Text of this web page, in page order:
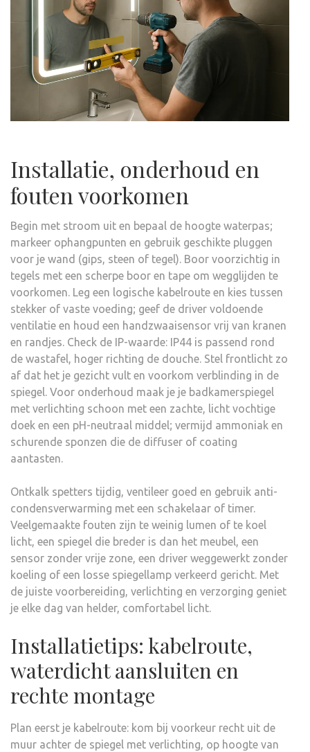
Installatie, onderhoud en
fouten voorkomen
Begin met stroom uit en bepaal de hoogte waterpas;
markeer ophangpunten en gebruik geschikte pluggen
voor je wand (gips, steen of tegel). Boor voorzichtig in
tegels met een scherpe boor en tape om wegglijden te
voorkomen. Leg een logische kabelroute en kies tussen
stekker of vaste voeding; geef de driver voldoende
ventilatie en houd een handzwaaisensor vrij van kranen
en randjes. Check de IP-waarde: IP44 is passend rond
de wastafel, hoger richting de douche. Stel frontlicht zo
af dat het je gezicht vult en voorkom verblinding in de
spiegel. Voor onderhoud maak je je badkamerspiegel
met verlichting schoon met een zachte, licht vochtige
doek en een pH-neutraal middel; vermijd ammoniak en
schurende sponzen die de diffuser of coating
aantasten.
Ontkalk spetters tijdig, ventileer goed en gebruik anti-
condensverwarming met een schakelaar of timer.
Veelgemaakte fouten zijn te weinig lumen of te koel
licht, een spiegel die breder is dan het meubel, een
sensor zonder vrije zone, een driver weggewerkt zonder
koeling of een losse spiegellamp verkeerd gericht. Met
de juiste voorbereiding, verlichting en verzorging geniet
je elke dag van helder, comfortabel licht.
Installatietips: kabelroute,
waterdicht aansluiten en
rechte montage
Plan eerst je kabelroute: kom bij voorkeur recht uit de
muur achter de spiegel met verlichting, op hoogte van